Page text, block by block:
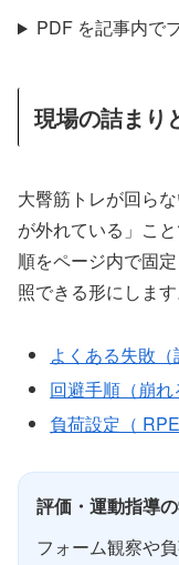
PDF を記事内で
現場の詰まり
大臀筋トレが回ら
が外れている」こ
順をページ内で固
照できる形にします
よくある失敗（
回避手順（崩れ
負荷設定（
評価・運動指導
フォーム観察や